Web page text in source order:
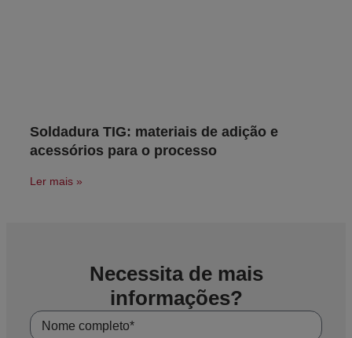
Soldadura TIG: materiais de adição e
acessórios para o processo
Ler mais »
Necessita de mais
informações?